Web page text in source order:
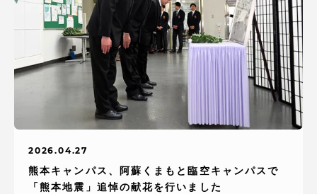
2026.04.27
熊本キャンパス、阿蘇くまもと臨空キャンパスで
「熊本地震」追悼の献花を行いました